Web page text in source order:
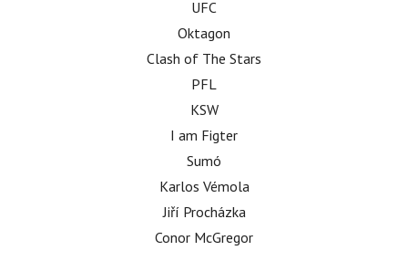
UFC
Oktagon
Clash of The Stars
PFL
KSW
I am Figter
Sumó
Karlos Vémola
Jiří Procházka
Conor McGregor